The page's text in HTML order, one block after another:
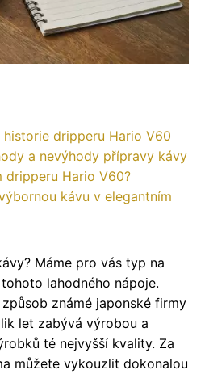
historie dripperu Hario V60
a nevýhody přípravy kávy
dripperu Hario V60?
kávu v elegantním
Máme pro vás typ na
lahodného nápoje.
známé japonské firmy
let zabývá výrobou a
té nejvyšší kvality. Za
můžete vykouzlit dokonalou